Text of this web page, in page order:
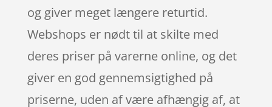
og giver meget længere returtid.
Webshops er nødt til at skilte med
deres priser på varerne online, og det
giver en god gennemsigtighed på
priserne, uden af være afhængig af, at